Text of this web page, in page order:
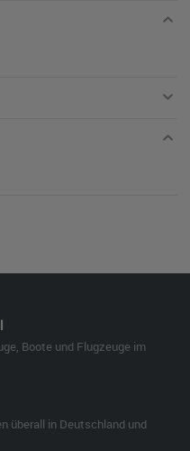
Boote und Flugzeuge im
überall in Deutschland und